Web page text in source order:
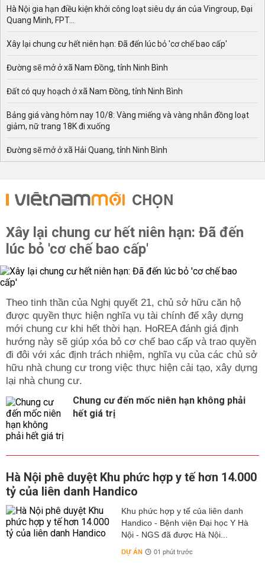
Hà Nội gia hạn điều kiện khởi công loạt siêu dự án của Vingroup, Đại
Quang Minh, FPT...
Xây lại chung cư hết niên hạn: Đã đến lúc bỏ 'cơ chế bao cấp'
Đường sẽ mở ở xã Nam Đồng, tỉnh Ninh Bình
Đất có quy hoạch ở xã Nam Đồng, tỉnh Ninh Bình
Bảng giá vàng hôm nay 10/8: Vàng miếng và vàng nhẫn đồng loạt
giảm, nữ trang 18K đi xuống
Đường sẽ mở ở xã Hải Quang, tỉnh Ninh Bình
CHỌN
Xây lại chung cư hết niên hạn: Đã đến
lúc bỏ 'cơ chế bao cấp'
Theo tinh thần của Nghị quyết 21, chủ sở hữu căn hộ
được quyền thực hiện nghĩa vụ tài chính để xây dựng
mới chung cư khi hết thời hạn. HoREA đánh giá định
hướng này sẽ giúp xóa bỏ cơ chế bao cấp và trao quyền
đi đôi với xác định trách nhiệm, nghĩa vụ của các chủ sở
hữu nhà chung cư trong việc thực hiện cải tạo, xây dựng
lại nhà chung cư.
Chung cư đến mốc niên hạn không phải
hết giá trị
Hà Nội phê duyệt Khu phức hợp y tế hơn 14.000
tỷ của liên danh Handico
Khu phức hợp y tế của liên danh
Handico - Bệnh viện Đại học Y Hà
Nội - NGS đã được Hà Nội...
DỰ ÁN 01 phút trước